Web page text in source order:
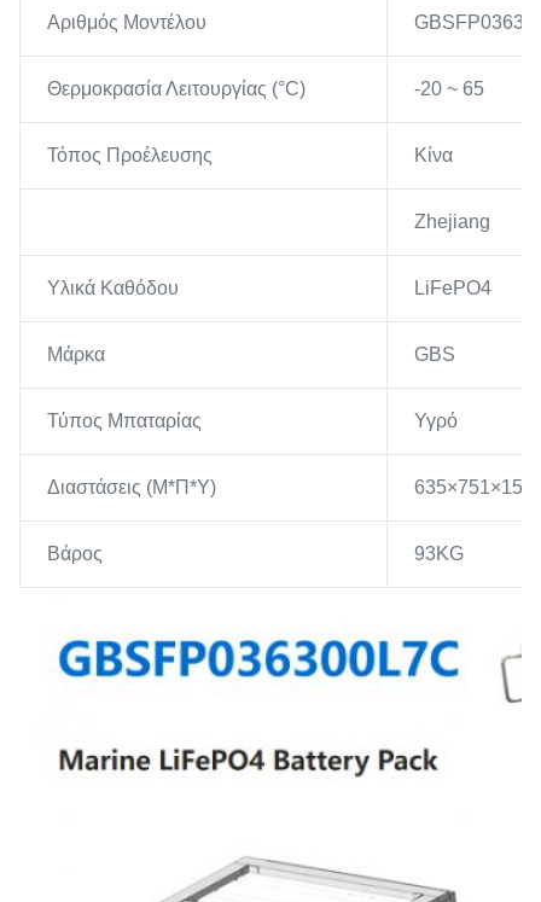
Αριθμός Μοντέλου
Θερμοκρασία Λειτουργίας (°C) -20 ~ 65
Τόπος Προέλευσης Κίνα
Zhejiang
Υλικά Καθόδου LiFePO4
Μάρκα GBS
Τύπος Μπαταρίας Υγρό
Διαστάσεις (Μ*Π*Υ)
Βάρος 93KG